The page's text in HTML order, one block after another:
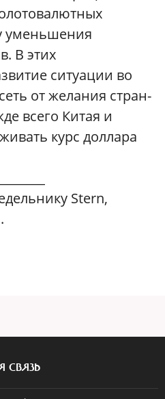
уменьшения
В этих
ситуации во
от желания стран-
всего Китая и
курс доллара
Stern,
СВЯЗЬ